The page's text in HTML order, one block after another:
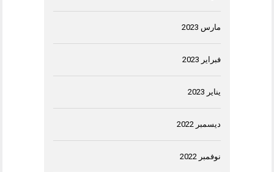
مارس 2023
فبراير 2023
يناير 2023
ديسمبر 2022
نوفمبر 2022